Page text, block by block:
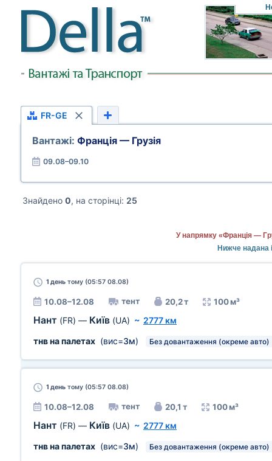
FR-GE
Вантажі: Франція — Грузія
09.08–09.10
Знайдено 0, на сторінці: 25
У напрямку «Франція —
Нижче надана
1 день тому (05:57 08.08)
10.08–12.08 тент 20,2 т 100 м³
Нант (FR) — Київ (UA) ~ 2777 км
тнв на палетах (вис=3м) Без довантаження (окреме авто)
1 день тому (05:57 08.08)
10.08–12.08 тент 20,1 т 100 м³
Нант (FR) — Київ (UA) ~ 2777 км
тнв на палетах (вис=3м) Без довантаження (окреме авто)